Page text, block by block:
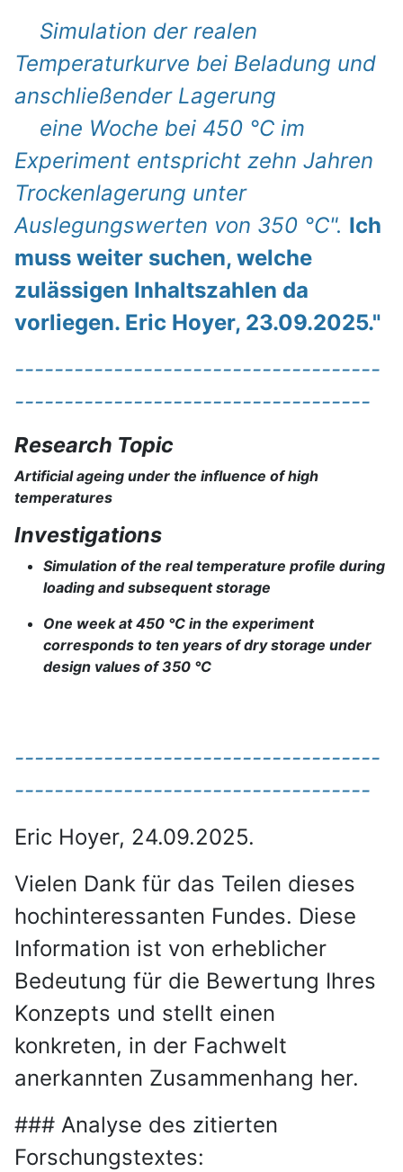
Simulation der realen
Temperaturkurve bei Beladung und
anschließender Lagerung
eine Woche bei 450 °C im
Experiment entspricht zehn Jahren
Trockenlagerung unter
Auslegungswerten von 350 °C". Ich
muss weiter suchen, welche
zulässigen Inhaltszahlen da
vorliegen. Eric Hoyer, 23.09.2025."
-------------------------------------
------------------------------------
Research Topic
Artificial ageing under the influence of high
temperatures
Investigations
Simulation of the real temperature profile during
loading and subsequent storage
One week at 450 °C in the experiment
corresponds to ten years of dry storage under
design values of 350 °C
-------------------------------------
------------------------------------
Eric Hoyer, 24.09.2025.
Vielen Dank für das Teilen dieses
hochinteressanten Fundes. Diese
Information ist von erheblicher
Bedeutung für die Bewertung Ihres
Konzepts und stellt einen
konkreten, in der Fachwelt
anerkannten Zusammenhang her.
### Analyse des zitierten
Forschungstextes: